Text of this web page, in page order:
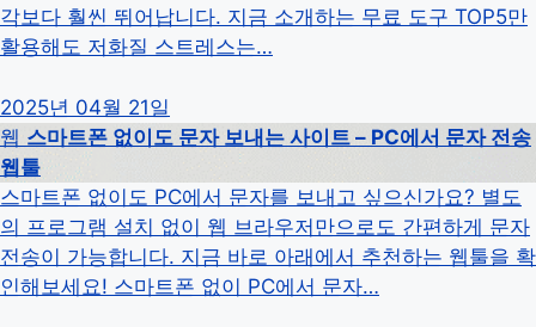
각보다 훨씬 뛰어납니다. 지금 소개하는 무료 도구 TOP5만
활용해도 저화질 스트레스는…
2025년 04월 21일
웹 스마트폰 없이도 문자 보내는 사이트 – PC에서 문자 전송
웹툴
스마트폰 없이도 PC에서 문자를 보내고 싶으신가요? 별도
의 프로그램 설치 없이 웹 브라우저만으로도 간편하게 문자
전송이 가능합니다. 지금 바로 아래에서 추천하는 웹툴을 확
인해보세요!​ 스마트폰 없이 PC에서 문자…